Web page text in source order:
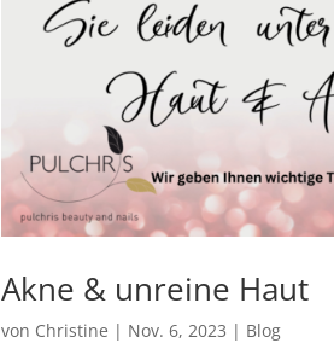
Akne & unreine Haut
von Christine | Nov. 6, 2023 | Blog